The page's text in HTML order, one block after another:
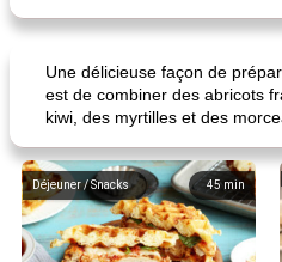
Une délicieuse façon de
est de combiner des abricots
kiwi, des myrtilles et des
45 min
Déjeuner / Snacks